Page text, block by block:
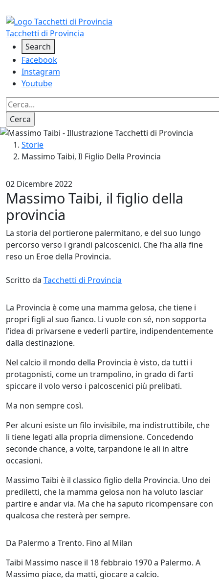
Tacchetti di Provincia
Social
Search
Facebook
Instagram
Youtube
Image
Briciole di pane
Storie
Massimo Taibi, Il Figlio Della Provincia
02 Dicembre 2022
Massimo Taibi, il figlio della
provincia
La storia del portierone palermitano, e del suo lungo
percorso verso i grandi palcoscenici. Che l’ha alla fine
reso un Eroe della Provincia.
Scritto da Tacchetti di Provincia
La Provincia è come una mamma gelosa, che tiene i
propri figli al suo fianco. Li vuole con sé, non sopporta
l’idea di privarsene e vederli partire, indipendentemente
dalla destinazione.
Nel calcio il mondo della Provincia è visto, da tutti i
protagonisti, come un trampolino, in grado di farti
spiccare il volo verso i palcoscenici più prelibati.
Ma non sempre così.
Per alcuni esiste un filo invisibile, ma indistruttibile, che
li tiene legati alla propria dimensione. Concedendo
seconde chance, a volte, tarpandone le ali in altre
occasioni.
Massimo Taibi è il classico figlio della Provincia. Uno dei
prediletti, che la mamma gelosa non ha voluto lasciar
partire e andar via. Ma che ha saputo ricompensare con
qualcosa che resterà per sempre.
Da Palermo a Trento. Fino al Milan
Taibi Massimo nasce il 18 febbraio 1970 a Palermo. A
Massimo piace, da matti, giocare a calcio.